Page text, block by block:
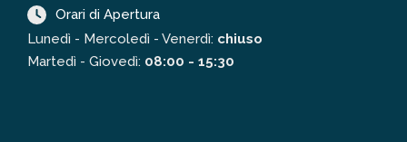
Orari di Apertura
Lunedì - Mercoledì - Venerdì: chiuso
Martedì - Giovedì: 08:00 - 15:30